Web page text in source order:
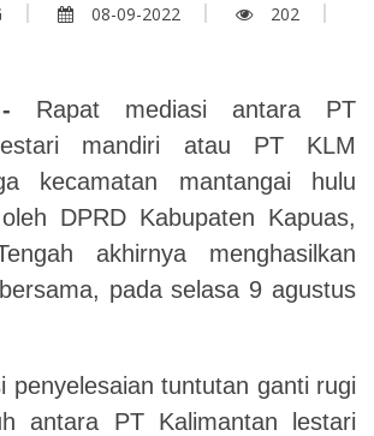
08-09-2022
202
Rapat mediasi antara PT
mandiri atau PT KLM
kecamatan mantangai hulu
DPRD Kabupaten Kapuas,
akhirnya menghasilkan
pada selasa 9 agustus
penyelesaian tuntutan ganti rugi
antara PT Kalimantan lestari